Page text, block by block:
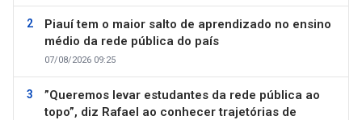
Piauí tem o maior salto de aprendizado no ensino
médio da rede pública do país
07/08/2026 09:25
”Queremos levar estudantes da rede pública ao
topo”, diz Rafael ao conhecer trajetórias de